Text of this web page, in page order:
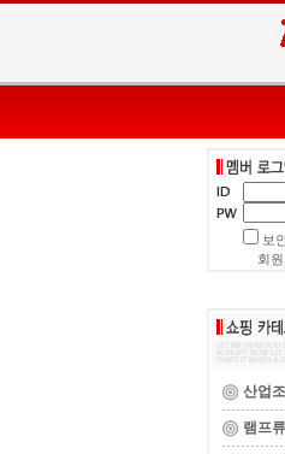
보
회
산업
램프류